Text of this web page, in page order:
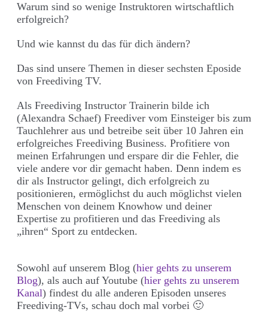
Warum sind so wenige Instruktoren wirtschaftlich
erfolgreich?
Und wie kannst du das für dich ändern?
Das sind unsere Themen in dieser sechsten Eposide
von Freediving TV.
Als Freediving Instructor Trainerin bilde ich
(Alexandra Schaef) Freediver vom Einsteiger bis zum
Tauchlehrer aus und betreibe seit über 10 Jahren ein
erfolgreiches Freediving Business. Profitiere von
meinen Erfahrungen und erspare dir die Fehler, die
viele andere vor dir gemacht haben. Denn indem es
dir als Instructor gelingt, dich erfolgreich zu
positionieren, ermöglichst du auch möglichst vielen
Menschen von deinem Knowhow und deiner
Expertise zu profitieren und das Freediving als
„ihren“ Sport zu entdecken.
Sowohl auf unserem Blog (hier gehts zu unserem
Blog), als auch auf Youtube (hier gehts zu unserem
Kanal) findest du alle anderen Episoden unseres
Freediving-TVs, schau doch mal vorbei 🙂